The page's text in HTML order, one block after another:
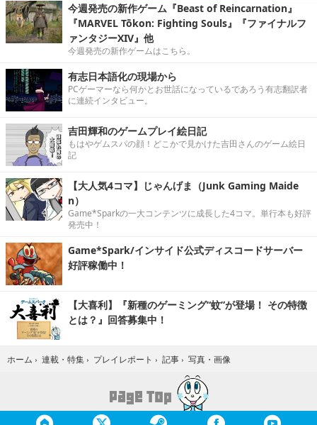
今週発売の新作ゲーム『Beast of Reincarnation』
『MARVEL Tōkon: Fighting Souls』『ファイナルフ
ァンタジーXIV』他
今週発売の新作ゲームはこちら。
有志日本語化の現場から
PCゲーマーなら何かとお世話になっているであろう有志翻訳者
に連続インタビュー。
吉田輝和のゲームプレイ絵日記
もはやゲムスパの顔！どこかで見かけた吉田さんのゲーム絵日
記
【大人気4コマ】じゃんげま（Junk Gaming Maide
n）
Game*Sparkの一大コンテンツに成長した4コマ。単行本も好評
発売中！
Game*Spark/インサイド公式ディスコードサーバー
好評稼働中！
【大喜利】『新種のゲーミング“蚊”が登場！ その特徴
とは？』回答募集中！
ホーム › 連載・特集 › プレイレポート › 記事 › 写真・画像